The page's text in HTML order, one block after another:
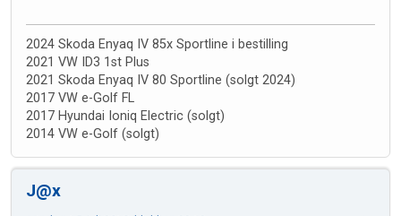
2024 Skoda Enyaq IV 85x Sportline i bestilling
2021 VW ID3 1st Plus
2021 Skoda Enyaq IV 80 Sportline (solgt 2024)
2017 VW e-Golf FL
2017 Hyundai Ioniq Electric (solgt)
2014 VW e-Golf (solgt)
J@x